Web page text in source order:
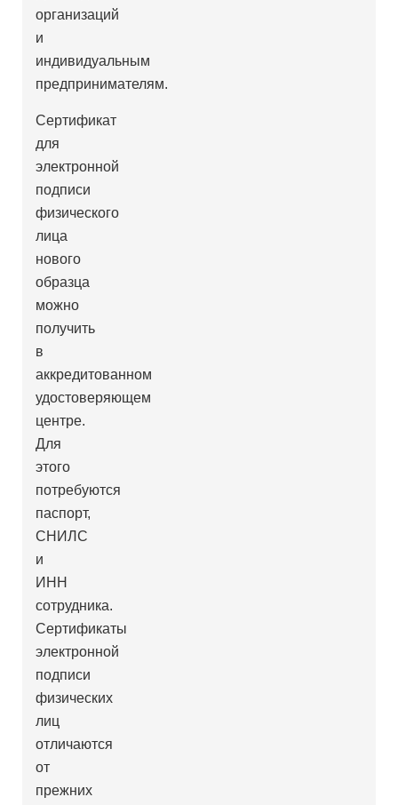
организаций
и
индивидуальным
предпринимателям.
Сертификат
для
электронной
подписи
физического
лица
нового
образца
можно
получить
в
аккредитованном
удостоверяющем
центре.
Для
этого
потребуются
паспорт,
СНИЛС
и
ИНН
сотрудника.
Сертификаты
электронной
подписи
физических
лиц
отличаются
от
прежних